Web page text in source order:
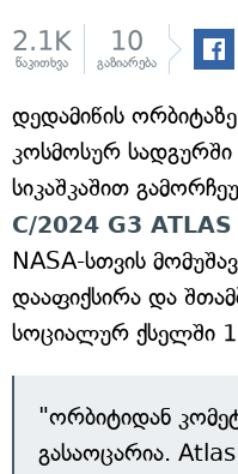
2.1K
წაკითხვა
10
გაზიარება
დედამიწის
კოსმოსურ
სიკაშკაშით
C/2024 G3 ATLAS
NASA-სთვის
დააფიქსირა და
სოციალურ ქსელში
"ორბიტიდან
გასაოცარია.